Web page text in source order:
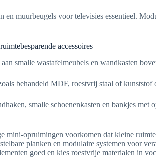
en muurbeugels voor televisies essentieel.
accessoires
smalle wastafelmeubels en wandkasten
behandeld MDF, roestvrij staal of
smalle schoenenkasten en bankjes met
mini-opruimingen voorkomen dat kleine
planken en modulaire systemen voor
goed en kies roestvrije materialen in